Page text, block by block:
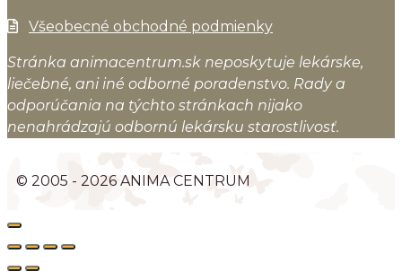
Všeobecné obchodné podmienky
Stránka animacentrum.sk neposkytuje lekárske,
liečebné, ani iné odborné poradenstvo. Rady a
odporúčania na týchto stránkach nijako
nenahrádzajú odbornú lekársku starostlivosť.
© 2005 - 2026 ANIMA CENTRUM
Close